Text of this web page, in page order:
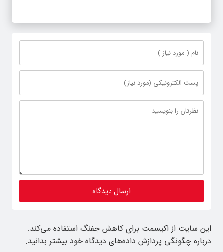
این سایت از اکیسمت برای کاهش جفنگ استفاده می‌کند.
درباره چگونگی پردازش داده‌های دیدگاه خود بیشتر بدانید.